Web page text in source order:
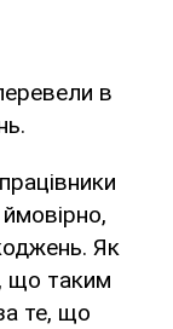
в
Як
що таким
те, що